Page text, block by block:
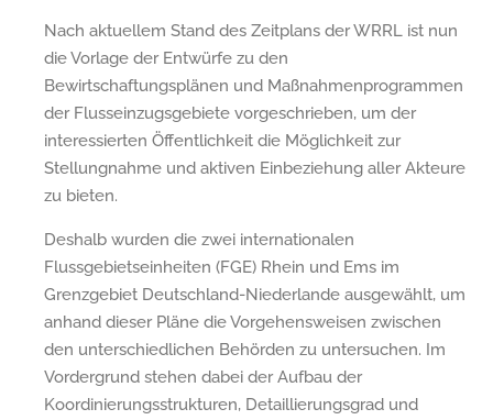
Nach aktuellem Stand des Zeitplans der WRRL ist nun
die Vorlage der Entwürfe zu den
Bewirtschaftungsplänen und Maßnahmenprogrammen
der Flusseinzugsgebiete vorgeschrieben, um der
interessierten Öffentlichkeit die Möglichkeit zur
Stellungnahme und aktiven Einbeziehung aller Akteure
zu bieten.
Deshalb wurden die zwei internationalen
Flussgebietseinheiten (FGE) Rhein und Ems im
Grenzgebiet Deutschland-Niederlande ausgewählt, um
anhand dieser Pläne die Vorgehensweisen zwischen
den unterschiedlichen Behörden zu untersuchen. Im
Vordergrund stehen dabei der Aufbau der
Koordinierungsstrukturen, Detaillierungsgrad und